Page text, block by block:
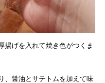
揚げを入れて焼き色がつくま
、醤油とサテトムを加えて味